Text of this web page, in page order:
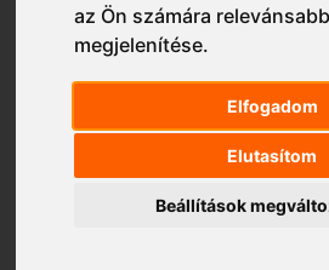
az Ön számára
megjelenítése.
Elfogadom
Elutasítom
Beállítások